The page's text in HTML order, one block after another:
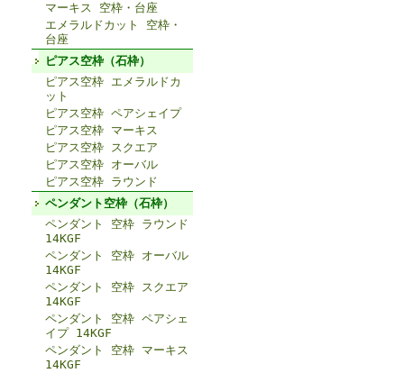
マーキス 空枠・台座
エメラルドカット 空枠・
台座
ピアス空枠（石枠）
ピアス空枠 エメラルドカ
ット
ピアス空枠 ペアシェイプ
ピアス空枠 マーキス
ピアス空枠 スクエア
ピアス空枠 オーバル
ピアス空枠 ラウンド
ペンダント空枠（石枠）
ペンダント 空枠 ラウンド
14KGF
ペンダント 空枠 オーバル
14KGF
ペンダント 空枠 スクエア
14KGF
ペンダント 空枠 ペアシェ
イプ 14KGF
ペンダント 空枠 マーキス
14KGF